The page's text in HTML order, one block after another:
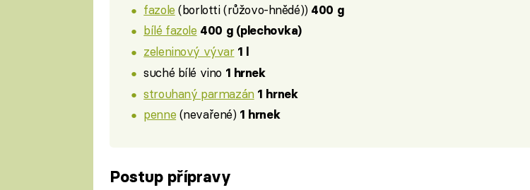
fazole (borlotti (růžovo-hnědé)) 400 g
bílé fazole 400 g (plechovka)
zeleninový vývar 1 l
suché bílé vino 1 hrnek
strouhaný parmazán 1 hrnek
penne (nevařené) 1 hrnek
Postup přípravy